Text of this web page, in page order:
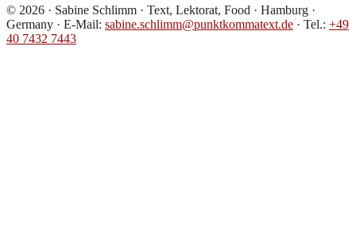
© 2026 · Sabine Schlimm · Text, Lektorat, Food · Hamburg ·
Germany · E-Mail: sabine.schlimm@punktkommatext.de · Tel.: +49
40 7432 7443